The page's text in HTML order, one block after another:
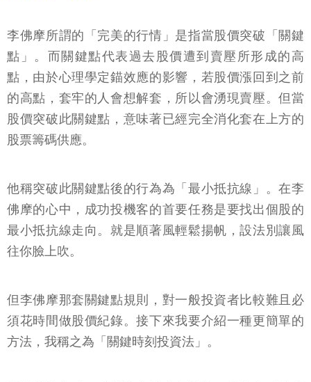
李佛摩所謂的「完美的行情」是指當股價突破「關鍵
點」。而關鍵點代表過去股價遭到賣壓所形成的高
點，由於心理學定錨效應的影響，若股價漲回到之前
的高點，套牢的人會想解套，所以會湧現賣壓。但當
股價突破此關鍵點，意味著已經完全消化套在上方的
股票籌碼供應。
他稱突破此關鍵點後的行為為「最小抵抗線」。在李
佛摩的心中，成功投機客的首要任務是要找出個股的
最小抵抗線走向。就是順著風輕鬆揚帆，設法別讓風
往你臉上吹。
但李佛摩那套關鍵點規則，對一般投資者比較難且必
須花時間做股價紀錄。接下來我要介紹一種更簡單的
方法，我稱之為「關鍵時刻投資法」。